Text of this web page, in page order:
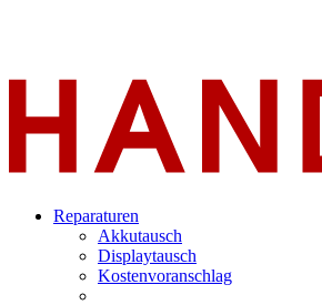
Reparaturen
Akkutausch
Displaytausch
Kostenvoranschlag